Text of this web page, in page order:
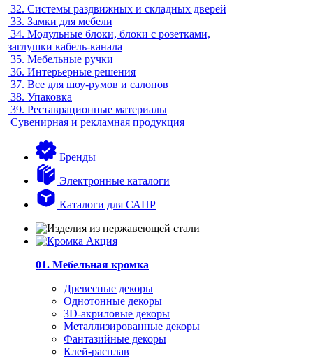
32. Системы раздвижных и складных дверей
33. Замки для мебели
34. Модульные блоки, блоки с розетками,
заглушки кабель-канала
35. Мебельные ручки
36. Интерьерные решения
37. Все для шоу-румов и салонов
38. Упаковка
39. Реставрационные материалы
Сувенирная и рекламная продукция
Бренды
Электронные каталоги
Каталоги для САПР
01. Мебельная кромка
Древесные декоры
Однотонные декоры
3D-акриловые декоры
Металлизированные декоры
Фантазийные декоры
Клей-расплав